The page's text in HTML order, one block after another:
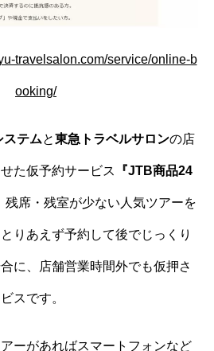
travelsalon.com/service/online-b
ooking/
テムと東急トラベルサロンの店
た仮予約サービス 『JTB商品24
残席・残室が少ない人気ツアーを
りあえず予約して後でじっくり
に、店舗営業時間外でも仮押さ
スです。
ーがあればスマートフォンなど